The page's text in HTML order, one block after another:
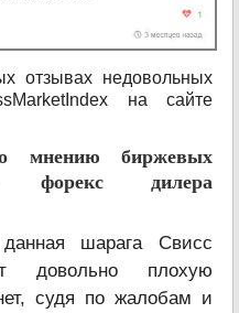
отзывах недовольных
на сайте
мнению биржевых
форекс дилера
шарага Свисс
довольно плохую
судя по жалобам и